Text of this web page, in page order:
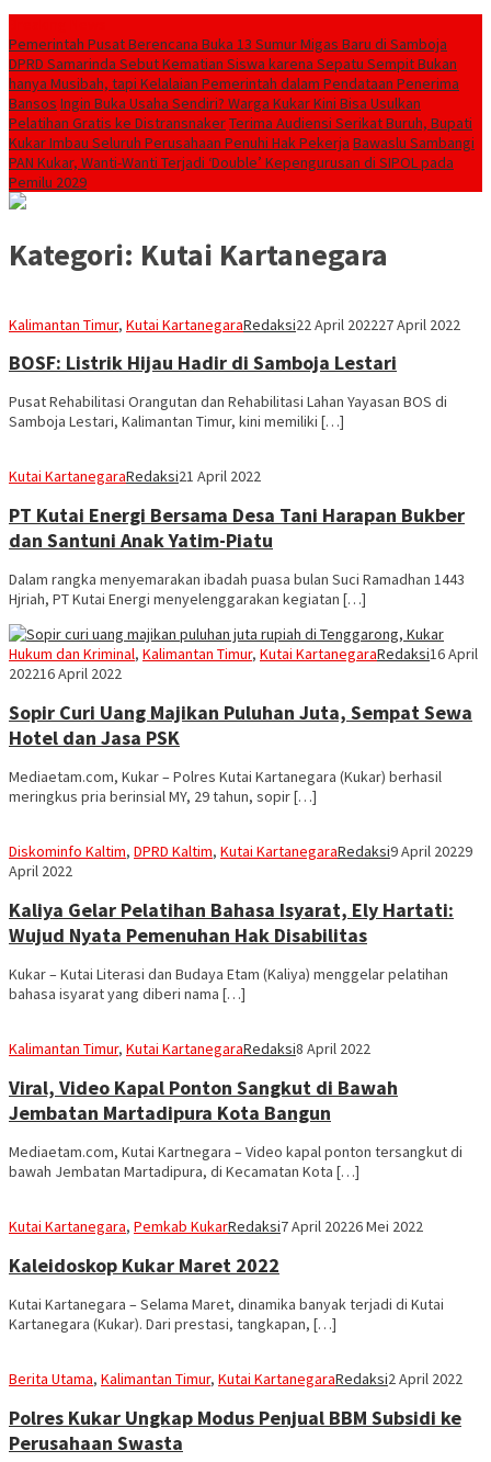
Pemerintah Pusat Berencana Buka 13 Sumur Migas Baru di Samboja
DPRD Samarinda Sebut Kematian Siswa karena Sepatu Sempit Bukan
hanya Musibah, tapi Kelalaian Pemerintah dalam Pendataan Penerima
Bansos Ingin Buka Usaha Sendiri? Warga Kukar Kini Bisa Usulkan
Pelatihan Gratis ke DistransnakerTerima Audiensi Serikat Buruh, Bupati
Kukar Imbau Seluruh Perusahaan Penuhi Hak Pekerja Bawaslu Sambangi
PAN Kukar, Wanti-Wanti Terjadi ‘Double’ Kepengurusan di SIPOL pada
Pemilu 2029
Kategori: Kutai Kartanegara
Kalimantan Timur, Kutai KartanegaraRedaksi22 April 202227 April 2022
BOSF: Listrik Hijau Hadir di Samboja Lestari
Pusat Rehabilitasi Orangutan dan Rehabilitasi Lahan Yayasan BOS di
Samboja Lestari, Kalimantan Timur, kini memiliki […]
Kutai KartanegaraRedaksi21 April 2022
PT Kutai Energi Bersama Desa Tani Harapan Bukber
dan Santuni Anak Yatim-Piatu
Dalam rangka menyemarakan ibadah puasa bulan Suci Ramadhan 1443
Hjriah, PT Kutai Energi menyelenggarakan kegiatan […]
Hukum dan Kriminal, Kalimantan Timur, Kutai KartanegaraRedaksi16 April
202216 April 2022
Sopir Curi Uang Majikan Puluhan Juta, Sempat Sewa
Hotel dan Jasa PSK
Mediaetam.com, Kukar – Polres Kutai Kartanegara (Kukar) berhasil
meringkus pria berinsial MY, 29 tahun, sopir […]
Diskominfo Kaltim, DPRD Kaltim, Kutai KartanegaraRedaksi9 April 20229
April 2022
Kaliya Gelar Pelatihan Bahasa Isyarat, Ely Hartati:
Wujud Nyata Pemenuhan Hak Disabilitas
Kukar – Kutai Literasi dan Budaya Etam (Kaliya) menggelar pelatihan
bahasa isyarat yang diberi nama […]
Kalimantan Timur, Kutai KartanegaraRedaksi8 April 2022
Viral, Video Kapal Ponton Sangkut di Bawah
Jembatan Martadipura Kota Bangun
Mediaetam.com, Kutai Kartnegara – Video kapal ponton tersangkut di
bawah Jembatan Martadipura, di Kecamatan Kota […]
Kutai Kartanegara, Pemkab KukarRedaksi7 April 20226 Mei 2022
Kaleidoskop Kukar Maret 2022
Kutai Kartanegara – Selama Maret, dinamika banyak terjadi di Kutai
Kartanegara (Kukar). Dari prestasi, tangkapan, […]
Berita Utama, Kalimantan Timur, Kutai KartanegaraRedaksi2 April 2022
Polres Kukar Ungkap Modus Penjual BBM Subsidi ke
Perusahaan Swasta